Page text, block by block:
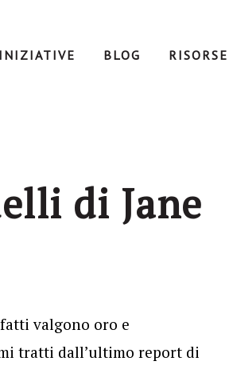
INIZIATIVE BLOG RISORSE
di Jane
valgono oro e
tratti dall’ultimo report di